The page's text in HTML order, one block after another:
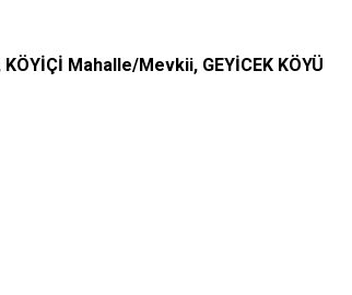
Mahalle/Mevkii, GEYİCEK KÖYÜ